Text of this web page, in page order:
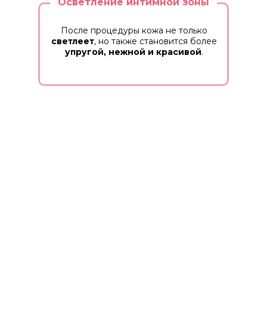
После процедуры кожа не только
светлеет, но также становится более
упругой, нежной и красивой.